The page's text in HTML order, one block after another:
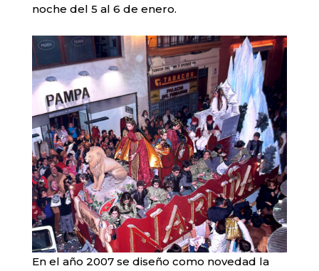
noche del 5 al 6 de enero.
En el año 2007 se diseño como novedad la